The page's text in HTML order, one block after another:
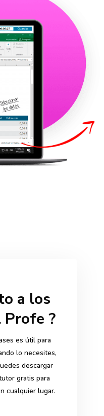
a los
?
es útil para
lo necesites,
descargar
gratis para
cualquier lugar.